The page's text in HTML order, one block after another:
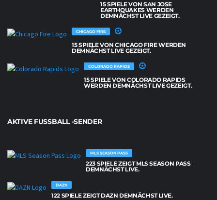
15 SPIELE VON SAN JOSE
EARTHQUAKES WERDEN
DEMNÄCHST LIVE GEZEIGT.
CHICAGO FIRE
15 SPIELE VON CHICAGO FIRE WERDEN
DEMNÄCHST LIVE GEZEIGT.
COLORADO RAPIDS
15 SPIELE VON COLORADO RAPIDS
WERDEN DEMNÄCHST LIVE GEZEIGT.
AKTIVE FUSSBALL -SENDER
MLS SEASON PASS
223 SPIELE ZEIGT MLS SEASON PASS
DEMNÄCHST LIVE.
DAZN
122 SPIELE ZEIGT DAZN DEMNÄCHST LIVE.